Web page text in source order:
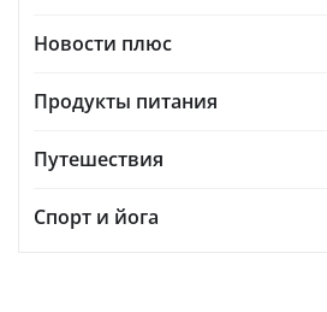
Новости плюс
Продукты питания
Путешествия
Спорт и йога